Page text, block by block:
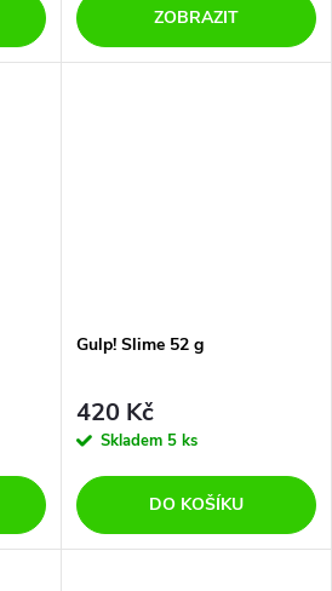
ZOBRAZIT
Gulp! Slime 52 g
420 Kč
Skladem 5 ks
DO KOŠÍKU